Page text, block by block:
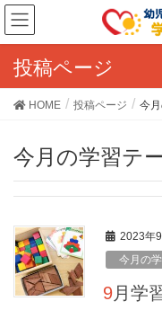
投稿ページ
HOME 投稿ページ 今
今月の学習テ
2023年
今月の
9月学